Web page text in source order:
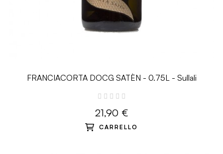
FRANCIACORTA DOCG SATÈN - 0.75L - Sullali
21,90 €
CARRELLO